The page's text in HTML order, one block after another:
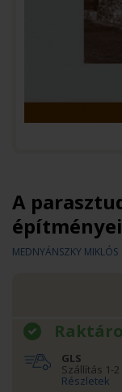
A
MEDNYÁNSZKY MIKLÓS
GLS
Szállítás 1-
Részletek